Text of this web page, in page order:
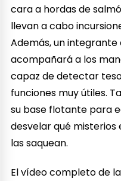
cara a hordas de
llevan a cabo
Además, un integrante
acompañará a los
capaz de detectar
funciones muy útiles.
su base flotante para
desvelar qué misterios
las saquean.
El vídeo completo de